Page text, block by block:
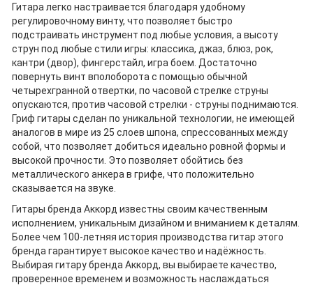
Гитара легко настраивается благодаря удобному
регулировочному винту, что позволяет быстро
подстраивать инструмент под любые условия, а высоту
струн под любые стили игры: классика, джаз, блюз, рок,
кантри (двор), фингерстайл, игра боем. Достаточно
повернуть винт вполоборота с помощью обычной
четырехгранной отвертки, по часовой стрелке струны
опускаются, против часовой стрелки - струны поднимаются.
Гриф гитары сделан по уникальной технологии, не имеющей
аналогов в мире из 25 слоев шпона, спрессованных между
собой, что позволяет добиться идеально ровной формы и
высокой прочности. Это позволяет обойтись без
металлического анкера в грифе, что положительно
сказывается на звуке.
Гитары бренда Аккорд известны своим качественным
исполнением, уникальным дизайном и вниманием к деталям.
Более чем 100-летняя история производства гитар этого
бренда гарантирует высокое качество и надёжность.
Выбирая гитару бренда Аккорд, вы выбираете качество,
проверенное временем и возможность наслаждаться